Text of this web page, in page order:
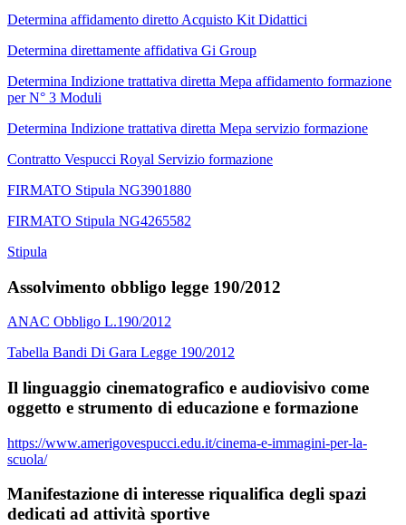
Determina affidamento diretto Acquisto Kit Didattici
Determina direttamente affidativa Gi Group
Determina Indizione trattativa diretta Mepa affidamento formazione
per N° 3 Moduli
Determina Indizione trattativa diretta Mepa servizio formazione
Contratto Vespucci Royal Servizio formazione
FIRMATO Stipula NG3901880
FIRMATO Stipula NG4265582
Stipula
Assolvimento obbligo legge 190/2012
ANAC Obbligo L.190/2012
Tabella Bandi Di Gara Legge 190/2012
Il linguaggio cinematografico e audiovisivo come
oggetto e strumento di educazione e formazione
https://www.amerigovespucci.edu.it/cinema-e-immagini-per-la-
scuola/
Manifestazione di interesse riqualifica degli spazi
dedicati ad attività sportive